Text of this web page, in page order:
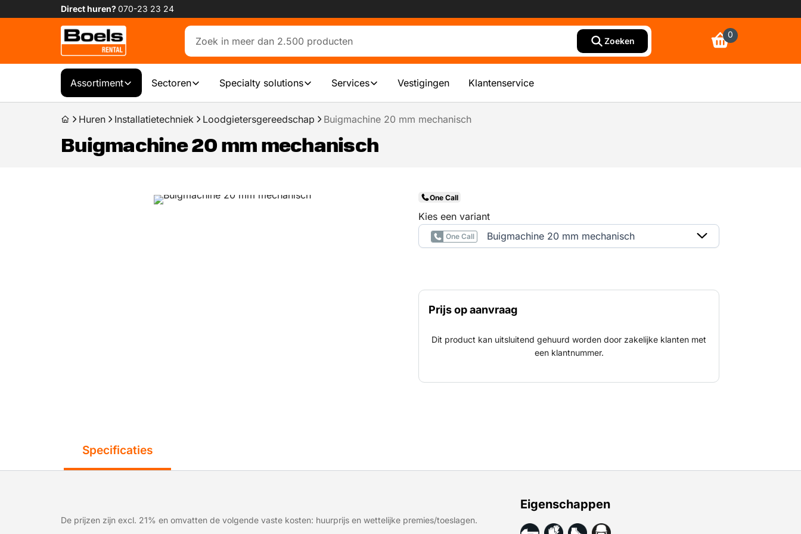
Direct huren?070-23 23 24
Zoeken
0
Assortiment Sectoren Specialty solutions Services Vestigingen Klantenservice
Huren Installatietechniek Loodgietersgereedschap Buigmachine 20 mm mechanisch
Buigmachine 20 mm mechanisch
One Call
Prijs op aanvraag
Dit product kan uitsluitend gehuurd worden door zakelijke klanten met
een klantnummer.
Kies een variant
One Call Buigmachine 20 mm mechanisch
Specificaties
Eigenschappen
De prijzen zijn excl. 21% en omvatten de volgende vaste kosten: huurprijs en wettelijke premies/toeslagen.